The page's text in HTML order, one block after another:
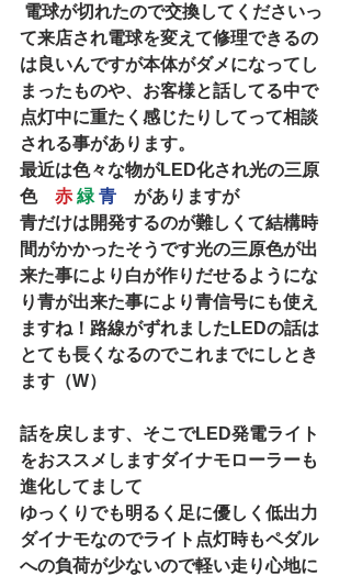
電球が切れたので交換してくださいっ
て来店され電球を変えて修理できるの
は良いんですが本体がダメになってし
まったものや、お客様と話してる中で
点灯中に重たく感じたりしてって相談
される事があります。
最近は色々な物がLED化され光の三原
色 赤 緑 青 がありますが
青だけは開発するのが難しくて結構時
間がかかったそうです光の三原色が出
来た事により白が作りだせるようにな
り青が出来た事により青信号にも使え
ますね！路線がずれましたLEDの話は
とても長くなるのでこれまでにしとき
ます（W）
話を戻します、そこでLED発電ライト
をおススメしますダイナモローラーも
進化してまして
ゆっくりでも明るく足に優しく低出力
ダイナモなのでライト点灯時もペダル
への負荷が少ないので軽い走り心地に